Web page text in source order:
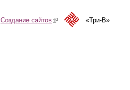
Создание сайтов(link is external)«Три-В»